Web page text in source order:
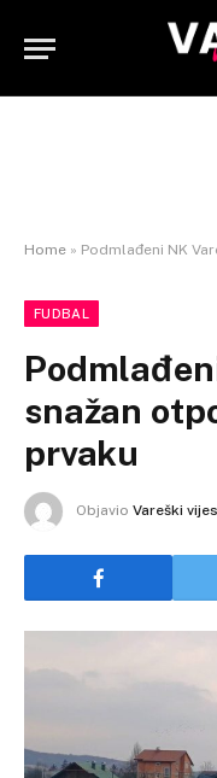
Home » Podmlađeni NK
FUDBAL
snažan
prvaku
Objavio Vareški